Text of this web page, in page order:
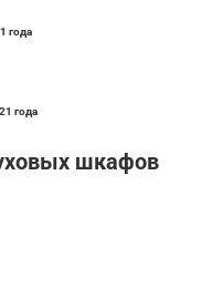
года
года
шкафов